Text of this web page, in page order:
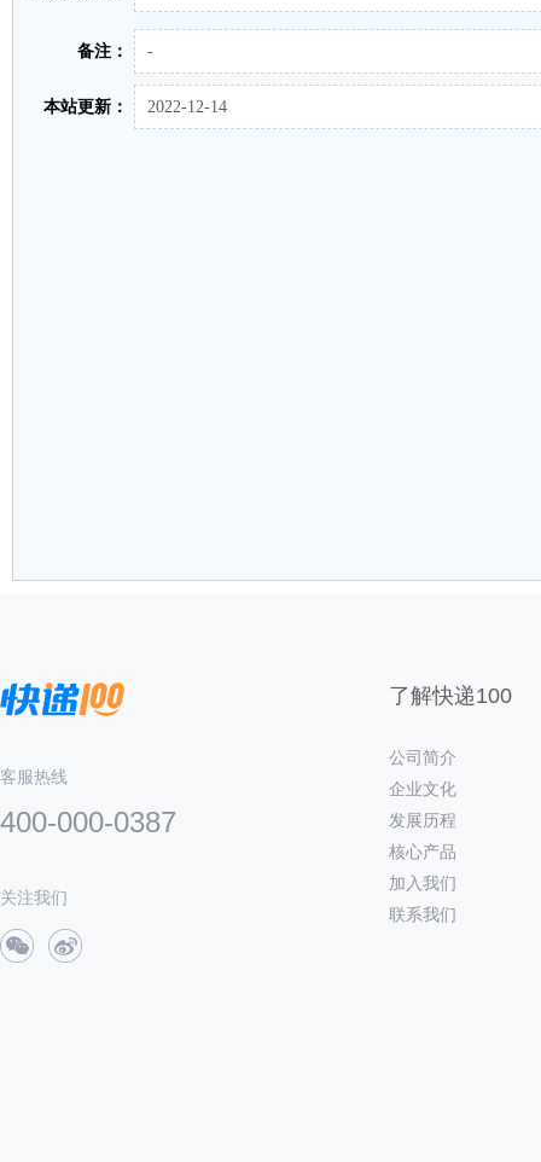
备注： -
本站更新： 2022-12-14
客服热线
400-000-0387
关注我们
了解快递100
公司简介
企业文化
发展历程
核心产品
加入我们
联系我们